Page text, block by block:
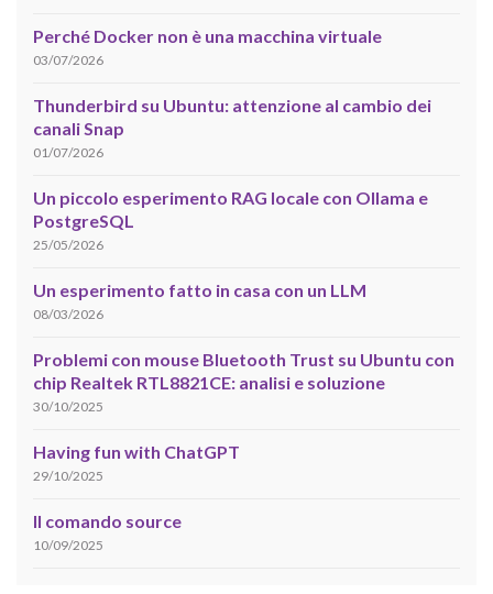
Perché Docker non è una macchina virtuale
03/07/2026
Thunderbird su Ubuntu: attenzione al cambio dei
canali Snap
01/07/2026
Un piccolo esperimento RAG locale con Ollama e
PostgreSQL
25/05/2026
Un esperimento fatto in casa con un LLM
08/03/2026
Problemi con mouse Bluetooth Trust su Ubuntu con
chip Realtek RTL8821CE: analisi e soluzione
30/10/2025
Having fun with ChatGPT
29/10/2025
Il comando source
10/09/2025